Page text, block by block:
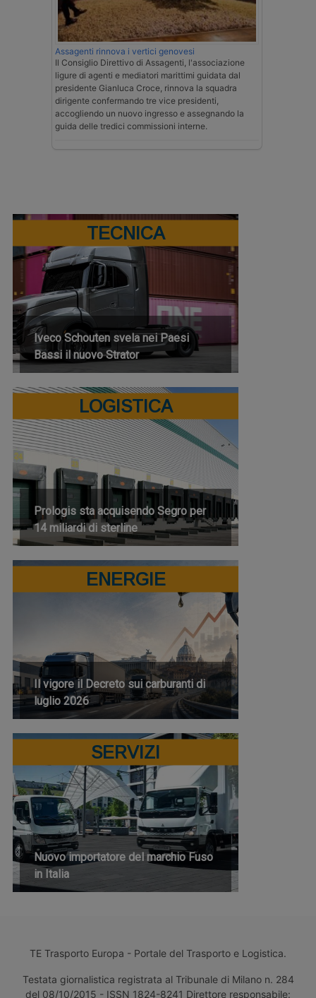
Assagenti rinnova i vertici genovesi
Il Consiglio Direttivo di Assagenti, l'associazione
ligure di agenti e mediatori marittimi guidata dal
presidente Gianluca Croce, rinnova la squadra
dirigente confermando tre vice presidenti,
accogliendo un nuovo ingresso e assegnando la
guida delle tredici commissioni interne.
TECNICA
Iveco Schouten svela nei Paesi
Bassi il nuovo Strator
LOGISTICA
Prologis sta acquisendo Segro per
14 miliardi di sterline
ENERGIE
Il vigore il Decreto sui carburanti di
luglio 2026
SERVIZI
Nuovo importatore del marchio Fuso
in Italia
TE Trasporto Europa - Portale del Trasporto e Logistica.
Testata giornalistica registrata al Tribunale di Milano n. 284
del 08/10/2015 - ISSN 1824-8241 Direttore responsabile: